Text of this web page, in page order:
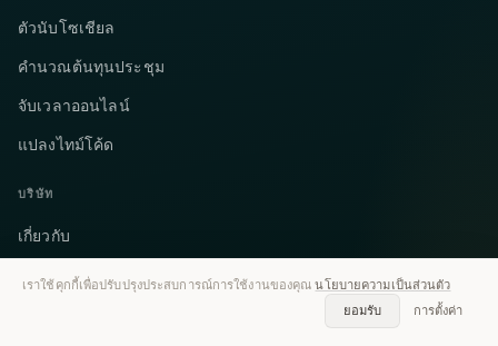
ตัวนับโซเชียล
คำนวณต้นทุนประชุม
จับเวลาออนไลน์
แปลงไทม์โค้ด
บริษัท
เกี่ยวกับ
ราคา
เราใช้คุกกี้เพื่อปรับปรุงประสบการณ์การใช้งานของคุณนโยบายความเป็นส่วนตัว
ยอมรับ
การตั้งค่า